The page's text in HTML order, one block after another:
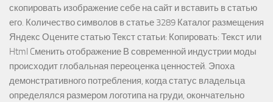
скопировать изображение себе на сайт и вставить в статью
его. Количество символов в статье 3289 Каталог размещения
Яндекс Оцените статью Текст статьи: Копировать: Текст или
Html Cменить отображение В современной индустрии моды
происходит глобальная переоценка ценностей. Эпоха
демонстративного потребления, когда статус владельца
определялся размером логотипа на груди, окончательно